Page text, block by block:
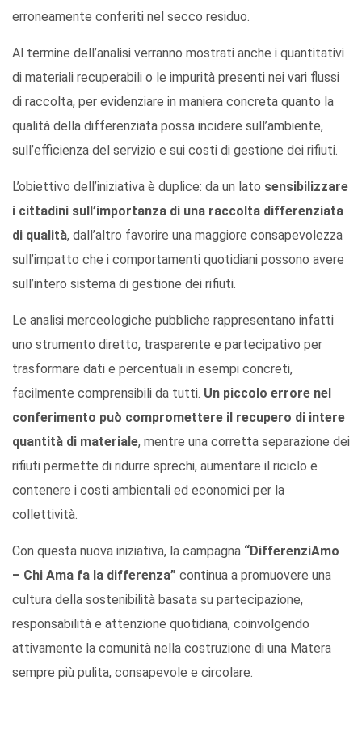
erroneamente conferiti nel secco residuo.
Al termine dell’analisi verranno mostrati anche i quantitativi
di materiali recuperabili o le impurità presenti nei vari flussi
di raccolta, per evidenziare in maniera concreta quanto la
qualità della differenziata possa incidere sull’ambiente,
sull’efficienza del servizio e sui costi di gestione dei rifiuti.
L’obiettivo dell’iniziativa è duplice: da un lato sensibilizzare
i cittadini sull’importanza di una raccolta differenziata
di qualità, dall’altro favorire una maggiore consapevolezza
sull’impatto che i comportamenti quotidiani possono avere
sull’intero sistema di gestione dei rifiuti.
Le analisi merceologiche pubbliche rappresentano infatti
uno strumento diretto, trasparente e partecipativo per
trasformare dati e percentuali in esempi concreti,
facilmente comprensibili da tutti. Un piccolo errore nel
conferimento può compromettere il recupero di intere
quantità di materiale, mentre una corretta separazione dei
rifiuti permette di ridurre sprechi, aumentare il riciclo e
contenere i costi ambientali ed economici per la
collettività.
Con questa nuova iniziativa, la campagna “DifferenziAmo
– Chi Ama fa la differenza” continua a promuovere una
cultura della sostenibilità basata su partecipazione,
responsabilità e attenzione quotidiana, coinvolgendo
attivamente la comunità nella costruzione di una Matera
sempre più pulita, consapevole e circolare.